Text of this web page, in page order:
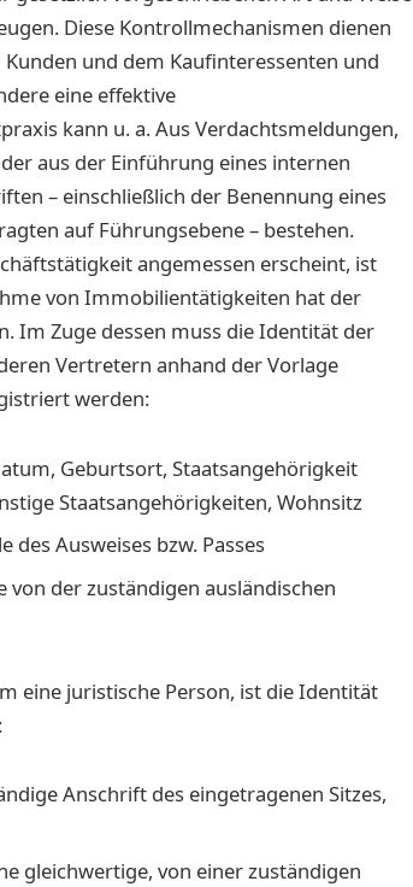
Diese Kontrollmechanismen dienen
und dem Kaufinteressenten und
eine effektive
kann u. a. Aus Verdachtsmeldungen,
aus der Einführung eines internen
– einschließlich der Benennung eines
auf Führungsebene – bestehen.
angemessen erscheint, ist
von Immobilientätigkeiten hat der
Im Zuge dessen muss die Identität der
Vertretern anhand der Vorlage
werden:
Geburtsort, Staatsangehörigkeit
Staatsangehörigkeiten, Wohnsitz
Ausweises bzw. Passes
der zuständigen ausländischen
eine juristische Person, ist die Identität
Anschrift des eingetragenen Sitzes,
gleichwertige, von einer zuständigen